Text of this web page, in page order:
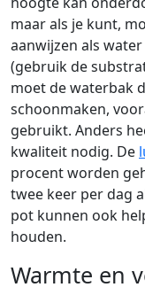
maar als je kunt,
aanwijzen als
(gebruik de
moet de waterbak
schoonmaken,
gebruikt. Anders
kwaliteit nodig. De
procent worden
twee keer per dag
pot kunnen ook
houden.
Warmte en